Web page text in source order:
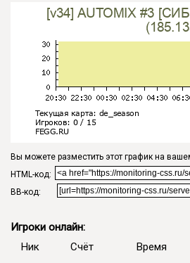
Вы можете разместить этот график на
HTML-код:
BB-код:
Игроки онлайн:
Ник
Счёт
Время